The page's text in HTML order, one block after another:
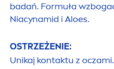
badań. Formuła
Niacynamid i Aloes.
OSTRZEŻENIE:
Unikaj kontaktu z oczami.